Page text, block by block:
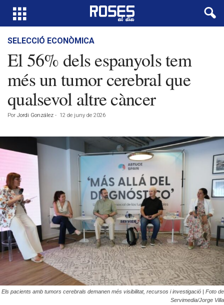
SELECCIÓ ECONÒMICA
El 56% dels espanyols tem
més un tumor cerebral que
qualsevol altre càncer
Por Jordi González - 12 de juny de 2026
Els pacients amb tumors cerebrals demanen més visibilitat, recursos i investigació | Foto de
Servimedia/Jorge Villa